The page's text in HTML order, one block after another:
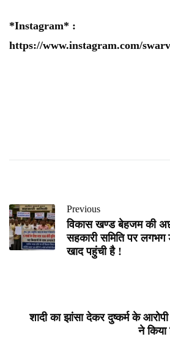
*Instagram* :
https://www.instagram.com/
Previous
विकास खण्ड बेहजम की
सहकारी समिति पर लगभग
खाद पहुंची है !
शादी का झांसा देकर दुष्कर्म के
ने किया